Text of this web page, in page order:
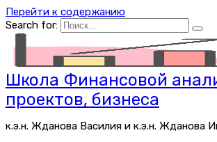
Перейти к содержанию
Search for:
Школа Финансовой
проектов, бизнеса
к.э.н. Жданова Василия и к.э.н. Жданова